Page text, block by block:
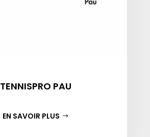
TENNISPRO PAU
EN SAVOIR PLUS